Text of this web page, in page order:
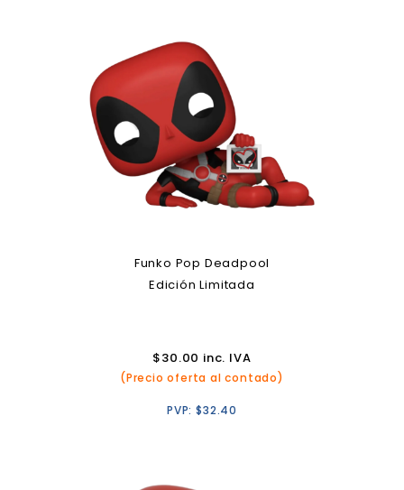
Funko Pop Deadpool
Edición Limitada
$30.00 inc. IVA
(Precio oferta al contado)
PVP:$32.40